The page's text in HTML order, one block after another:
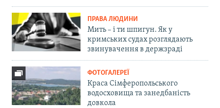
ПРАВА ЛЮДИНИ
Мить – і ти шпигун. Як у
кримських судах розглядають
звинувачення в держзраді
ФОТОГАЛЕРЕЇ
Краса Сімферопольського
водосховища та занедбаність
довкола